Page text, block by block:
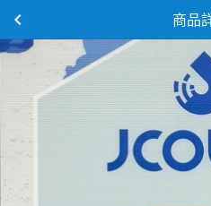
商品